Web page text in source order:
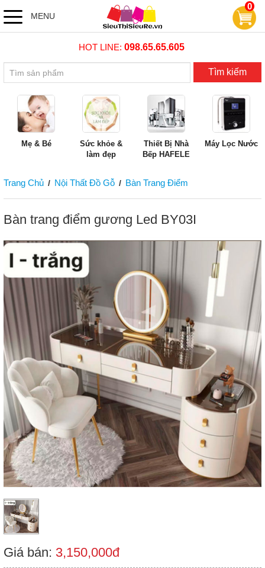
MENU
0
HOT LINE: 098.65.65.605
Tìm kiếm
Mẹ & Bé
Sức khỏe &
làm đẹp
Thiết Bị Nhà
Bếp HAFELE
Máy Lọc Nước
Trang Chủ / Nội Thất Đồ Gỗ / Bàn Trang Điểm
Bàn trang điểm gương Led BY03I
Giá bán: 3,150,000đ